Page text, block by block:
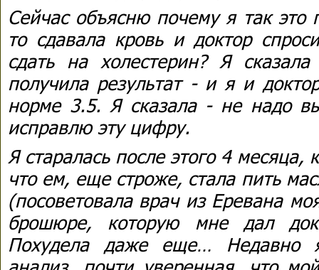
Сейчас объясню почему я так
то сдавала кровь и доктор
сдать на холестерин? Я
получила результат - и я и
норме 3.5. Я сказала - не надо
исправлю эту цифру.
Я старалась после этого 4 месяца,
что ем, еще строже, стала пить
(посоветовала врач из Еревана
брошюре, которую мне дал
Похудела даже еще… Недавно